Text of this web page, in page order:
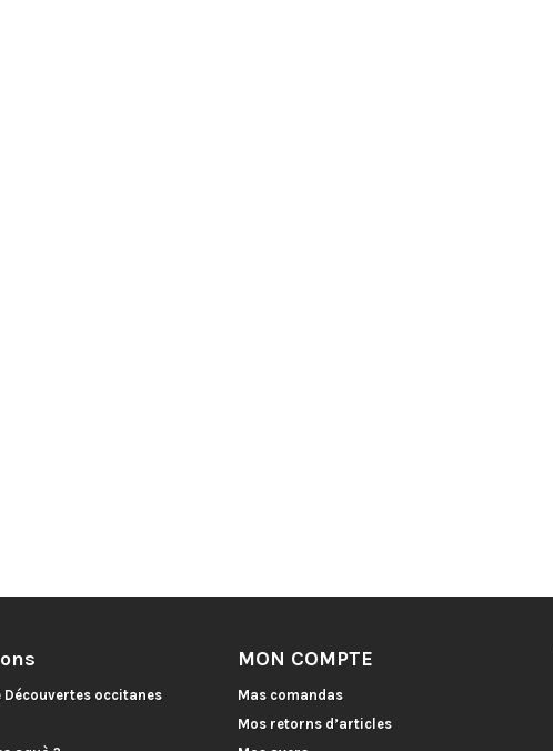
occitanes
MON COMPTE
Mas comandas
Mos retorns d’articles